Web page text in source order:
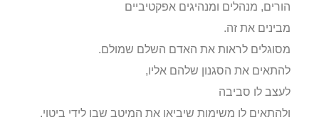
הורים, מנהלים ומנהיגים אפקטיביים
מבינים את זה.
מסוגלים לראות את האדם השלם שמולם.
להתאים את הסגנון שלהם אליו,
לעצב לו סביבה
ולהתאים לו משימות שיביאו את המיטב שבו לידי ביטוי.